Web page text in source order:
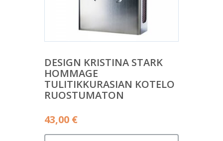
DESIGN KRISTINA STARK
HOMMAGE
TULITIKKURASIAN KOTELO
RUOSTUMATON
43,00 €